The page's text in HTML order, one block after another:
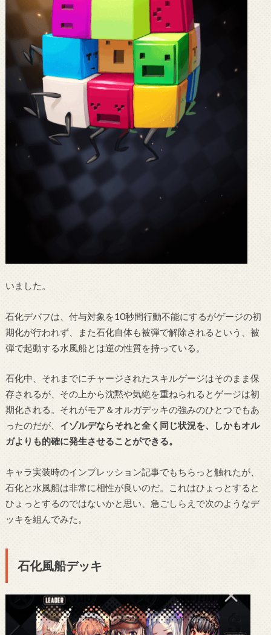
いました。
石化デバフは、付与対象を10秒間行動不能にするがゲージの初
期化が行われず、また石化自体も被弾で解除されるという、被
弾で起動する水風船とは逆の性質を持っている。
石化中、それまでにチャージされたスキルゲージはそのまま保
存されるが、その上から沈黙や気絶を重ねられるとゲージは初
期化される。それがモア＆オルガデッキの強みのひとつでもあ
ったのだが、 イゾルデならそれと全く同じ状況を、しかもオル
ガよりも的確に発生させることができる。
キャラ実装時のインプレッション記事でもちらっと触れたが、
石化と水風船は非常に相性が良いのだ。これはひょっとすると
ひょっとするのではないかと思い、急ごしらえで次のようなデ
ッキを組んでみた。
石化風船デッキ